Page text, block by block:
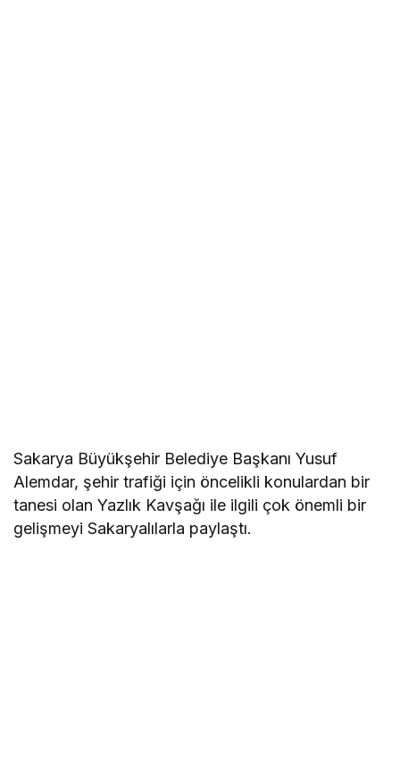
Sakarya Büyükşehir Belediye Başkanı Yusuf
Alemdar, şehir trafiği için öncelikli konulardan bir
tanesi olan Yazlık Kavşağı ile ilgili çok önemli bir
gelişmeyi Sakaryalılarla paylaştı.